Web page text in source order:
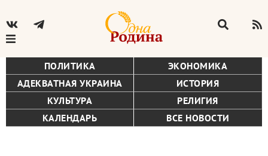
ПОЛИТИКА
ЭКОНОМИКА
АДЕКВАТНАЯ УКРАИНА
ИСТОРИЯ
КУЛЬТУРА
РЕЛИГИЯ
КАЛЕНДАРЬ
ВСЕ НОВОСТИ